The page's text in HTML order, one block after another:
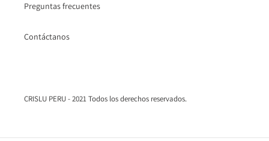
Preguntas frecuentes
Contáctanos
CRISLU PERU - 2021 Todos los derechos reservados.